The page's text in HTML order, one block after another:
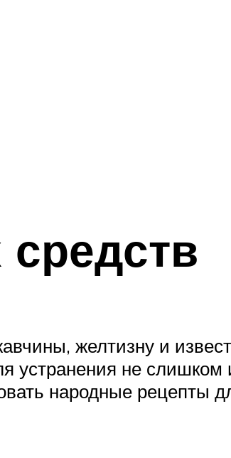
желтизну и
устранения не слишком
народные рецепты